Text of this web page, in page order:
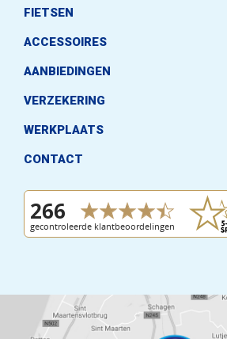
FIETSEN
ACCESSOIRES
AANBIEDINGEN
VERZEKERING
WERKPLAATS
CONTACT